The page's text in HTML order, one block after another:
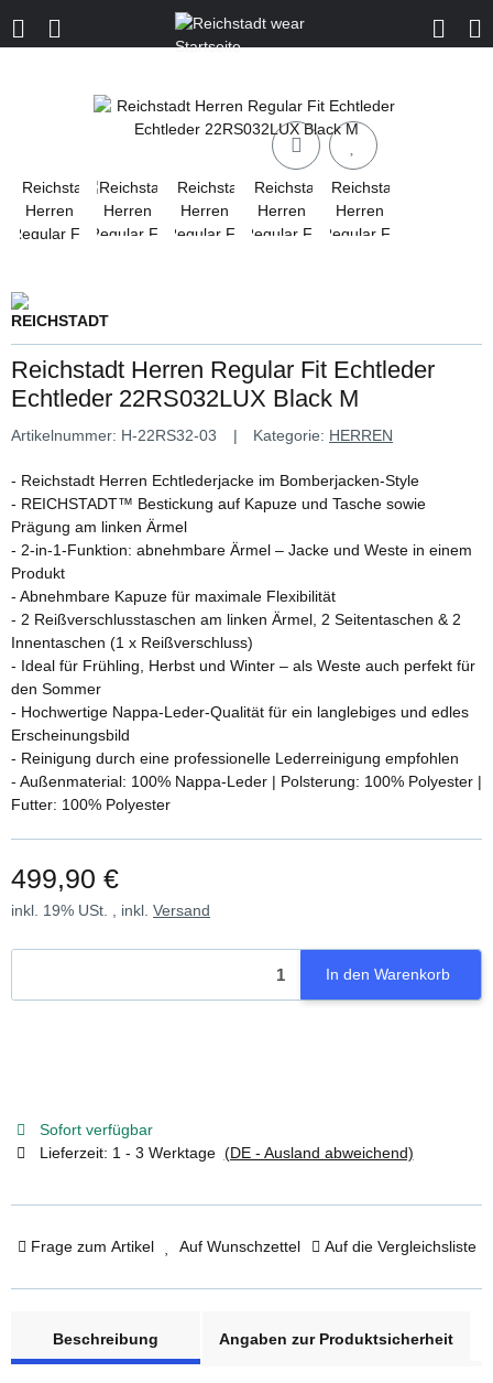
Reichstadt Herren Regular Fit Echtleder
Echtleder 22RS032LUX Black M
Artikelnummer: H-22RS32-03 Kategorie: HERREN
- Reichstadt Herren Echtlederjacke im Bomberjacken-Style
- REICHSTADT™ Bestickung auf Kapuze und Tasche sowie
Prägung am linken Ärmel
- 2-in-1-Funktion: abnehmbare Ärmel – Jacke und Weste in einem
Produkt
- Abnehmbare Kapuze für maximale Flexibilität
- 2 Reißverschlusstaschen am linken Ärmel, 2 Seitentaschen & 2
Innentaschen (1 x Reißverschluss)
- Ideal für Frühling, Herbst und Winter – als Weste auch perfekt für
den Sommer
- Hochwertige Nappa-Leder-Qualität für ein langlebiges und edles
Erscheinungsbild
- Reinigung durch eine professionelle Lederreinigung empfohlen
- Außenmaterial: 100% Nappa-Leder | Polsterung: 100% Polyester |
Futter: 100% Polyester
499,90 €
inkl. 19% USt. , inkl. Versand
In den Warenkorb
Sofort verfügbar
Lieferzeit: 1 - 3 Werktage (DE - Ausland abweichend)
Frage zum Artikel Auf Wunschzettel Auf die Vergleichsliste
Beschreibung
Angaben zur Produktsicherheit